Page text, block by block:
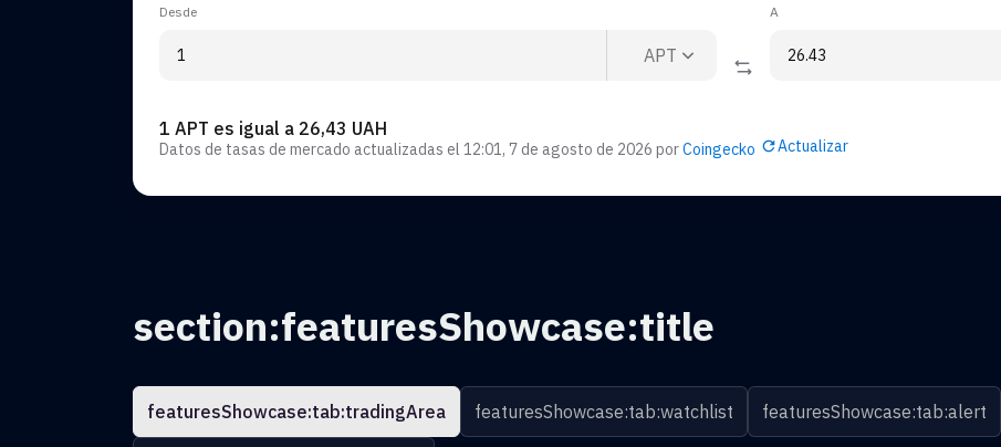
Desde
APT
A
1 APT es igual a 26,43 UAH
Datos de tasas de mercado actualizadas el 12:01, 7 de agosto de 2026 porCoingecko Actualizar
section:featuresShowcase:title
featuresShowcase:tab:tradingArea featuresShowcase:tab:watchlist featuresShowcase:tab:alert